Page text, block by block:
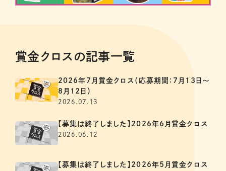
賞金クロスの記事一覧
2026年7月賞金クロス（応募期間：7月13日～
8月12日）
2026.07.13
【募集は終了しました】2026年6月賞金クロス
2026.06.12
【募集は終了しました】2026年5月賞金クロス